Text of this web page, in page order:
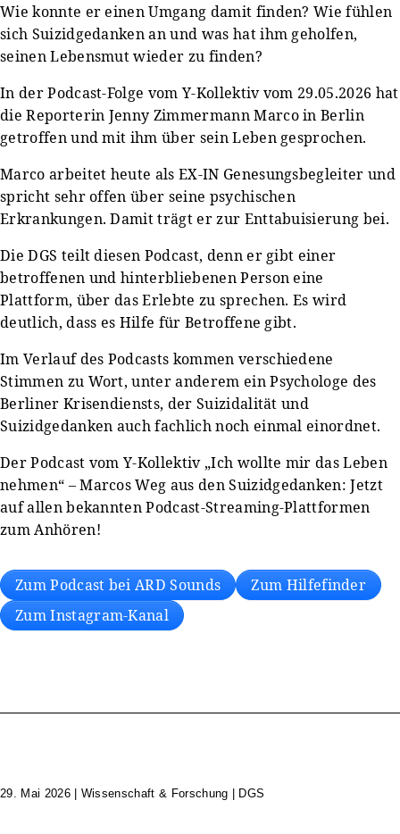
Wie konnte er einen Umgang damit finden? Wie fühlen
sich Suizidgedanken an und was hat ihm geholfen,
seinen Lebensmut wieder zu finden?
In der Podcast-Folge vom Y-Kollektiv vom 29.05.2026 hat
die Reporterin Jenny Zimmermann Marco in Berlin
getroffen und mit ihm über sein Leben gesprochen.
Marco arbeitet heute als EX-IN Genesungsbegleiter und
spricht sehr offen über seine psychischen
Erkrankungen. Damit trägt er zur Enttabuisierung bei.
Die DGS teilt diesen Podcast, denn er gibt einer
betroffenen und hinterbliebenen Person eine
Plattform, über das Erlebte zu sprechen. Es wird
deutlich, dass es Hilfe für Betroffene gibt.
Im Verlauf des Podcasts kommen verschiedene
Stimmen zu Wort, unter anderem ein Psychologe des
Berliner Krisendiensts, der Suizidalität und
Suizidgedanken auch fachlich noch einmal einordnet.
Der Podcast vom Y-Kollektiv „Ich wollte mir das Leben
nehmen“ – Marcos Weg aus den Suizidgedanken: Jetzt
auf allen bekannten Podcast-Streaming-Plattformen
zum Anhören!
Zum Podcast bei ARD Sounds
Zum Hilfefinder
Zum Instagram-Kanal
29. Mai 2026| Wissenschaft & Forschung | DGS